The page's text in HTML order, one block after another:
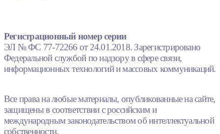
Регистрационный номер серии
ЭЛ № ФС 77-72266 от 24.01.2018. Зарегистрировано
Федеральной службой по надзору в сфере связи,
информационных технологий и массовых коммуникаций.
Все права на любые материалы, опубликованные на сайте,
защищены в соответствии с российским и
международным законодательством об интеллектуальной
собственности.